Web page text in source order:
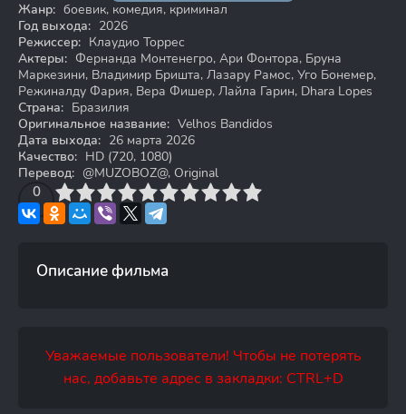
Жанр: боевик, комедия, криминал
Год выхода: 2026
Режиссер: Клаудио Торрес
Актеры: Фернанда Монтенегро, Ари Фонтора, Бруна
Маркезини, Владимир Бришта, Лазару Рамос, Уго Бонемер,
Режиналду Фария, Вера Фишер, Лайла Гарин, Dhara Lopes
Страна: Бразилия
Оригинальное название: Velhos Bandidos
Дата выхода: 26 марта 2026
Качество: HD (720, 1080)
Перевод: @MUZOBOZ@, Original
0
4 6 7 8 9 10
Описание фильма
Уважаемые пользователи! Чтобы не потерять
нас, добавьте адрес в закладки: CTRL+D